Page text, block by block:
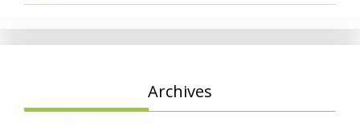
Archives